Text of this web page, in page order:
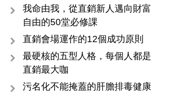
我命由我，從直銷新人邁向財富
自由的50堂必修課
直銷會場運作的12個成功原則
最硬核的五型人格，每個人都是
直銷最大咖
污名化不能掩蓋的肝膽排毒健康